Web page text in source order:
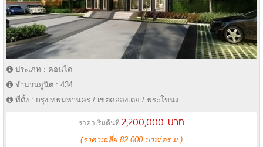
ประเภท : คอนโด
จำนวนยูนิต : 434
ที่ตั้ง : กรุงเทพมหานคร / เขตคลองเตย / พระโขนง
ราคาเริ่มต้นที่ 2,200,000 บาท
(ราคาเฉลี่ย 82,000 บาท/ตร.ม.)